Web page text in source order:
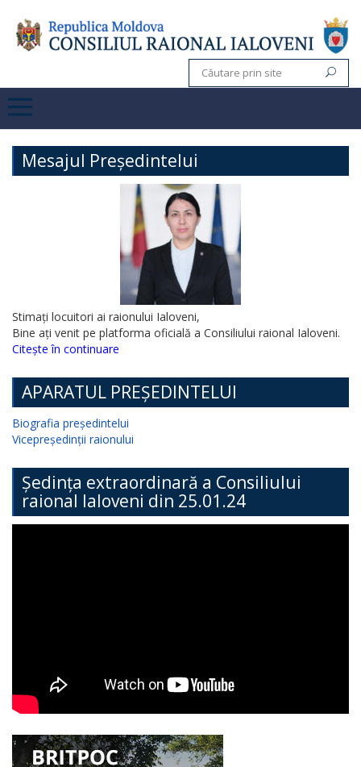
Mesajul Președintelui
Stimați locuitori ai raionului Ialoveni,
Bine ați venit pe platforma oficială a Consiliului raional Ialoveni.
Citește în continuare
APARATUL PREȘEDINTELUI
Biografia președintelui
Vicepreședinții raionului
Ședința extraordinară a Consiliului
raional Ialoveni din 25.01.24